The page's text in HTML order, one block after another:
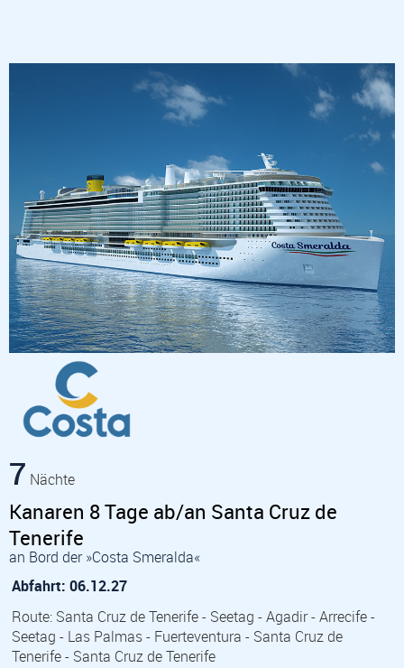
7 Nächte
Kanaren 8 Tage ab/an Santa Cruz de
Tenerife
an Bord der »Costa Smeralda«
Abfahrt: 06.12.27
Route: Santa Cruz de Tenerife - Seetag - Agadir - Arrecife -
Seetag - Las Palmas - Fuerteventura - Santa Cruz de
Tenerife - Santa Cruz de Tenerife